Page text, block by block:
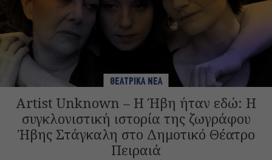
ΘΕΑΤΡΙΚΑ ΝΕΑ
Artist Unknown – Η Ήβη ήταν εδώ: Η
συγκλονιστική ιστορία της ζωγράφου
Ήβης Στάγκαλη στο Δημοτικό Θέατρο
Πειραιά